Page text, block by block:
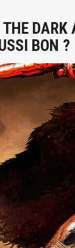
DARK
BON ?